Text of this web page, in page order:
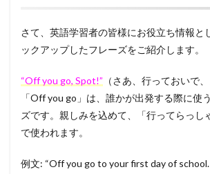
さて、英語学習者の皆様にお役立ち情報と
ックアップしたフレーズをご紹介します。
“Off you go, Spot!” （さあ、行っておいで
「Off you go」は、誰かが出発する際に使
ズです。親しみを込めて、「行ってらっし
で使われます。
例文: “Off you go to your first day of school.